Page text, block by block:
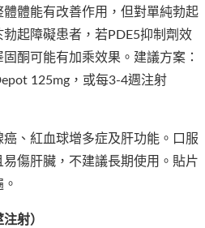
體能有改善作用，但對單純勃起
起障礙患者，若PDE5抑制劑效
酮可能有加乘效果。建議方案：
125mg，或每3-4週注射
、紅血球增多症及肝功能。口服
傷肝臟，不建議長期使用。貼片
射）